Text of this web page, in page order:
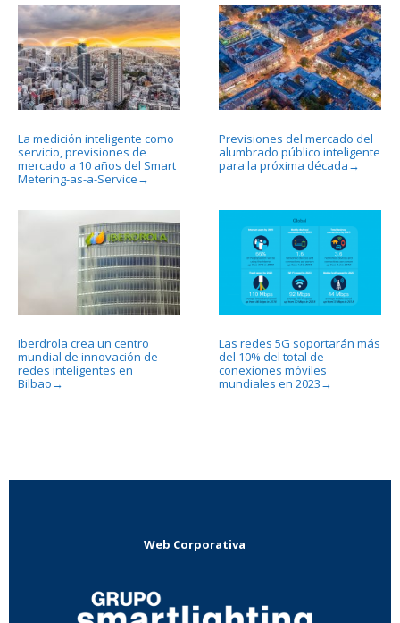
La medición inteligente como
servicio, previsiones de
mercado a 10 años del Smart
Metering-as-a-Service →
Previsiones del mercado del
alumbrado público inteligente
para la próxima década →
Iberdrola crea un centro
mundial de innovación de
redes inteligentes en
Bilbao →
Las redes 5G soportarán más
del 10% del total de
conexiones móviles
mundiales en 2023 →
Web Corporativa